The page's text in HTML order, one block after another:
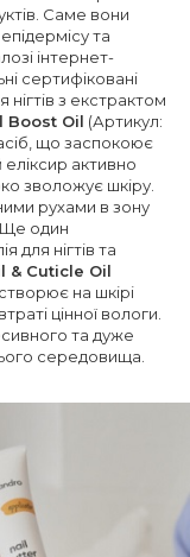
Саме вони
та
інтернет-
сертифіковані
з екстрактом
Boost Oil (Артикул:
що заспокоює
активно
зволожує шкіру.
рухами в зону
Ще один
для нігтів та
& Cuticle Oil
на шкірі
цінної вологи.
та дуже
середовища.